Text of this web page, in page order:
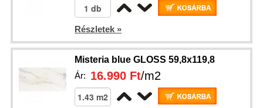
Részletek »
Misteria blue GLOSS 59,8x119,8
Ár: 16.990 Ft/m2